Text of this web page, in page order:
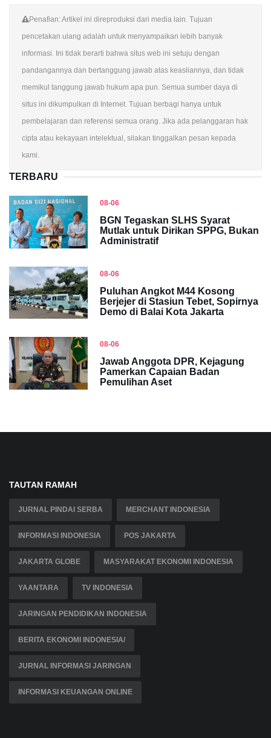
Penafian: Artikel ini direproduksi dari media lain. Tujuan
pencetakan ulang adalah untuk menyampaikan lebih banyak
informasi. Ini tidak berarti bahwa situs web ini setuju dengan
pandangannya dan bertanggung jawab atas keasliannya, dan tidak
memikul tanggung jawab hukum apa pun. Semua sumber daya di
situs ini dikumpulkan di Internet. Tujuan berbagi hanya untuk
pembelajaran dan referensi semua orang. Jika ada pelanggaran hak
cipta atau kekayaan intelektual, silakan tinggalkan pesan kepada
kami.
TERBARU
08-06
BGN Tegaskan SLHS Syarat
Mutlak untuk Dirikan SPPG, Bukan
Administratif
08-06
Puluhan Angkot M44 Kosong
Berjejer di Stasiun Tebet, Sopirnya
Demo di Balai Kota Jakarta
08-06
Jawab Anggota DPR, Kejagung
Pamerkan Capaian Badan
Pemulihan Aset
TAUTAN RAMAH
JURNAL PINDAI SERBA MERCHANT INDONESIA
INFORMASI INDONESIA POS JAKARTA
JAKARTA GLOBE MASYARAKAT EKONOMI INDONESIA
YAANTARA TV INDONESIA
JARINGAN PENDIDIKAN INDONESIA
BERITA EKONOMI INDONESIA/
JURNAL INFORMASI JARINGAN
INFORMASI KEUANGAN ONLINE